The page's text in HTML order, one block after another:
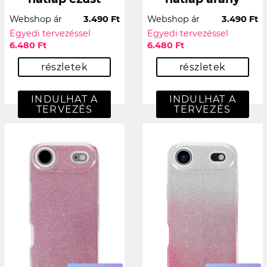
Webshop ár
3.490 Ft
Egyedi tervezéssel
6.480 Ft
részletek
INDULHAT A
TERVEZÉS
Webshop ár
3.490 Ft
Egyedi tervezéssel
6.480 Ft
részletek
INDULHAT A
TERVEZÉS